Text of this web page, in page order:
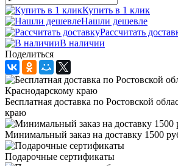
Купить в 1 клик
Нашли дешевле
Рассчитать
В наличии
Поделиться
Бесплатная доставка по Ростовской
краю
Минимальный заказ на доставку 1500
Подарочные сертификаты